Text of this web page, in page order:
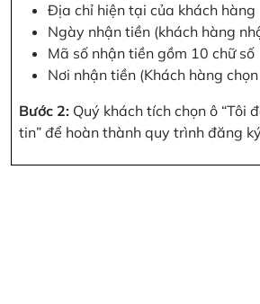
Địa chỉ hiện tại của khách hàng
Ngày nhận tiền (khách hàng
Mã số nhận tiền gồm 10 chữ số
Nơi nhận tiền (Khách hàng
Bước 2: Quý khách tích chọn ô “Tôi
tin” để hoàn thành quy trình đăng